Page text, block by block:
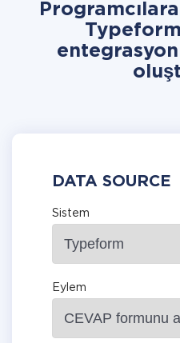
DATA SOURCE
Sistem
Eylem